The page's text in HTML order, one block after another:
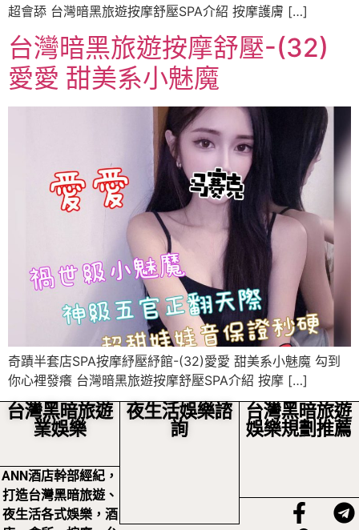
超會舔 台灣暗黑旅遊按摩舒壓SPA介紹 按摩護膚 […]
台灣暗黑旅遊按摩舒壓-(32)
愛愛 甜美系小魅魔
奇蹟半套店SPA按摩紓壓紓館-(32)愛愛 甜美系小魅魔 勾到
你心裡發癢 台灣暗黑旅遊按摩舒壓SPA介紹 按摩 […]
台灣黑暗旅遊
業娛樂
ANN酒店幹部經紀，
打造台灣黑暗旅遊、
夜生活各式娛樂，酒
夜生活娛樂諮
詢
台灣黑暗旅遊
娛樂規劃推薦